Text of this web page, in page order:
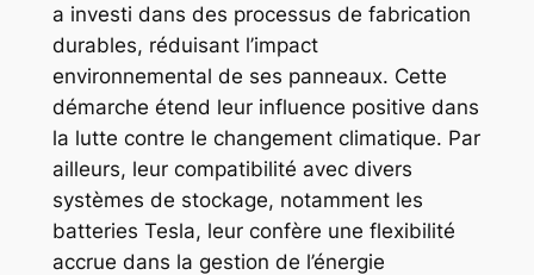
a investi dans des processus de fabrication
durables, réduisant l’impact
environnemental de ses panneaux. Cette
démarche étend leur influence positive dans
la lutte contre le changement climatique. Par
ailleurs, leur compatibilité avec divers
systèmes de stockage, notamment les
batteries Tesla, leur confère une flexibilité
accrue dans la gestion de l’énergie